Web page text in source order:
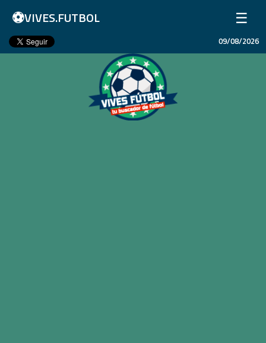
⚽VIVES.FUTBOL ☰
Inicio
09/08/2026